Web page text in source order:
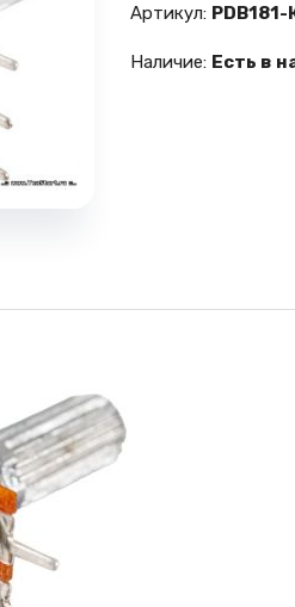
Артикул:
Наличие: Есть в